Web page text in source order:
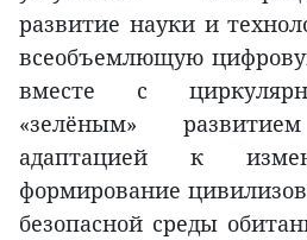
развитие науки и
всеобъемлющую
вместе с
«зелёным»
адаптацией к
формирование
безопасной среды